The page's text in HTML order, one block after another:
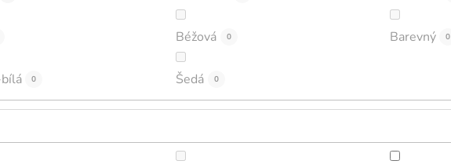
Béžová 0 Barevný 0
0 Šedá 0